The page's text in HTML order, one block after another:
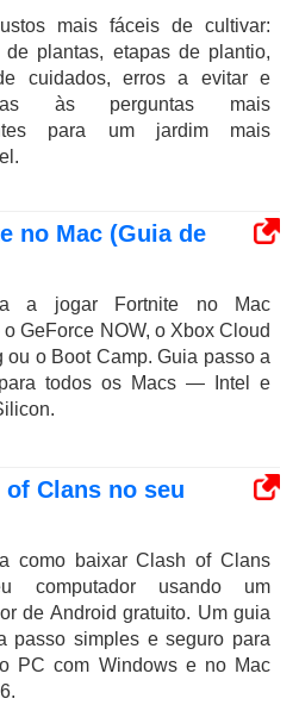
mais fáceis de cultivar:
de plantas, etapas de plantio,
cuidados, erros a evitar e
às perguntas mais
para um jardim mais
no Mac (Guia de
a jogar Fortnite no Mac
o GeForce NOW, o Xbox Cloud
ou o Boot Camp. Guia passo a
todos os Macs — Intel e
Clans no seu
como baixar Clash of Clans
computador usando um
de Android gratuito. Um guia
passo simples e seguro para
PC com Windows e no Mac